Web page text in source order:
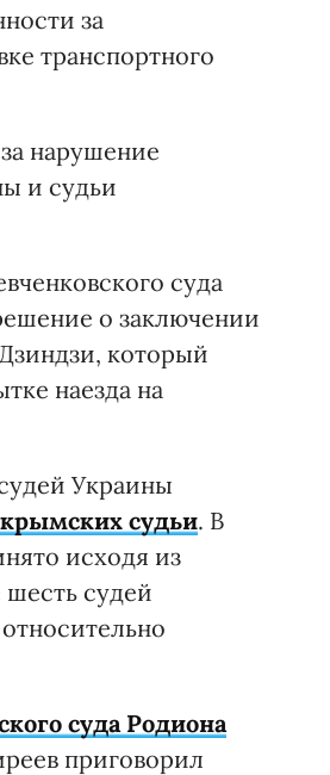
за
транспортного
нарушение
и судьи
суда
о заключении
который
наезда на
Украины
судьи. В
исходя из
судей
суда Родиона
приговорил